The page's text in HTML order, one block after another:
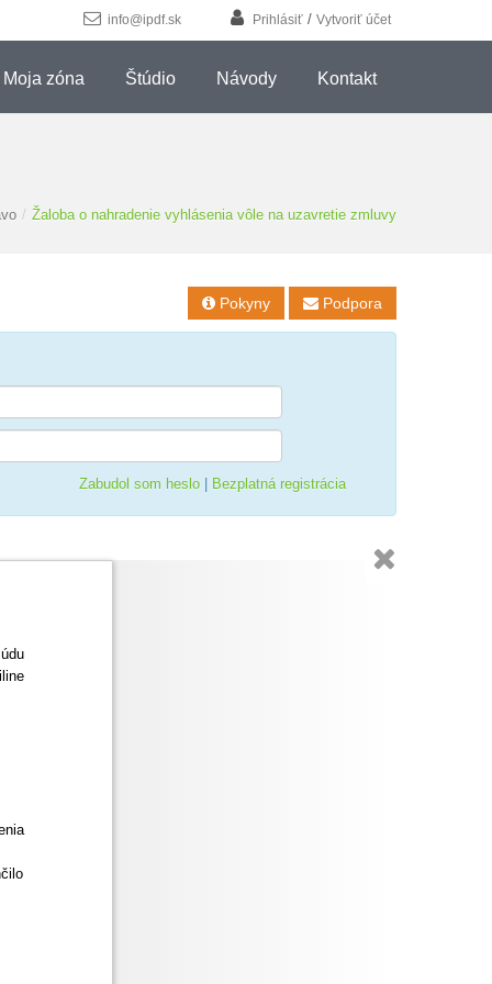
info@ipdf.sk Prihlásiť/ Vytvoriť účet
Moja zóna Štúdio Návody Kontakt
/ Žaloba o nahradenie vyhlásenia vôle na uzavretie zmluvy
 Pokyny  Podpora
Zabudol som heslo| Bezplatná registrácia
